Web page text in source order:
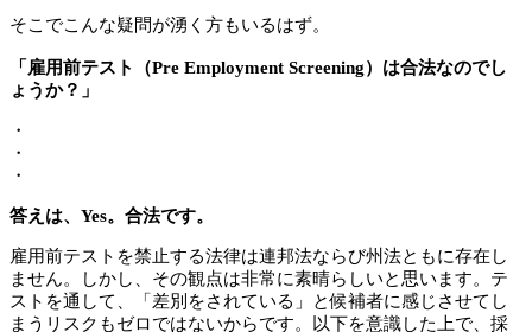
そこでこんな疑問が湧く方もいるはず。
「雇用前テスト（Pre Employment Screening）は合法なのでし
ょうか？」
・
・
・
答えは、Yes。合法です。
雇用前テストを禁止する法律は連邦法ならび州法ともに存在し
ません。しかし、その観点は非常に素晴らしいと思います。テ
ストを通して、「差別をされている」と候補者に感じさせてし
まうリスクもゼロではないからです。以下を意識した上で、採